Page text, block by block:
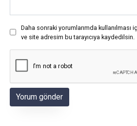
Daha sonraki yorumlarımda kullanılması
ve site adresim bu tarayıcıya kaydedilsin.